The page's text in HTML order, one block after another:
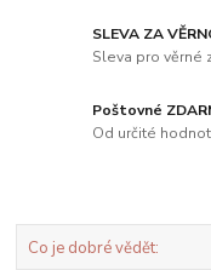
SLEVA ZA
Sleva pro věrné
Poštovné
Od určité
Co je dobré vědět: